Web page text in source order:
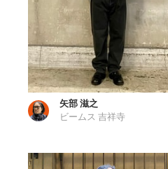
矢部 滋之
ビームス 吉祥寺